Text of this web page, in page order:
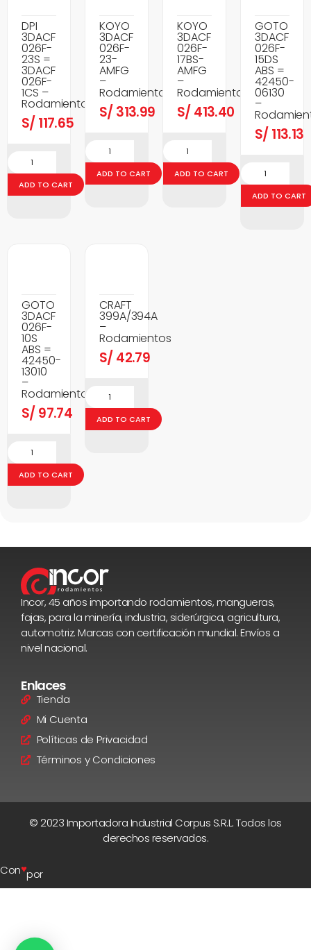
DPI
3DACF
026F-
23S =
3DACF
026F-
1CS –
Rodamientos
S/ 117.65
ADD TO CART
KOYO
3DACF
026F-
23-
AMFG
–
Rodamientos
S/ 313.99
ADD TO CART
KOYO
3DACF
026F-
17BS-
AMFG
–
Rodamientos
S/ 413.40
ADD TO CART
GOTO
3DACF
026F-
15DS
ABS =
42450-
06130
–
S/ 113.13
ADD TO CART
GOTO
3DACF
026F-
10S
ABS =
42450-
13010
–
Rodamientos
S/ 97.74
ADD TO CART
CRAFT
399A/394A
–
Rodamientos
S/ 42.79
ADD TO CART
Incor, 45 años importando rodamientos, mangueras,
fajas, para la minería, industria, siderúrgica, agricultura,
automotriz. Marcas con certificación mundial. Envíos a
nivel nacional.
Enlaces
Tienda
Mi Cuenta
Políticas de Privacidad
Términos y Condiciones
© 2023 Importadora Industrial Corpus S.R.L. Todos los
derechos reservados.
Con♥por